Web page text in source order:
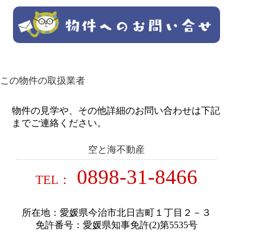
この物件の取扱業者
物件の見学や、その他詳細のお問い合わせは下記
までご連絡ください。
空と海不動産
TEL： 0898-31-8466
所在地：愛媛県今治市北日吉町１丁目２－３
免許番号：愛媛県知事免許(2)第5535号